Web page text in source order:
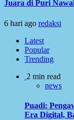
Juara di Puri
6 hari ago redaksi
Latest
Popular
Trending
2 min read
news
Puadi:
Era Digital,